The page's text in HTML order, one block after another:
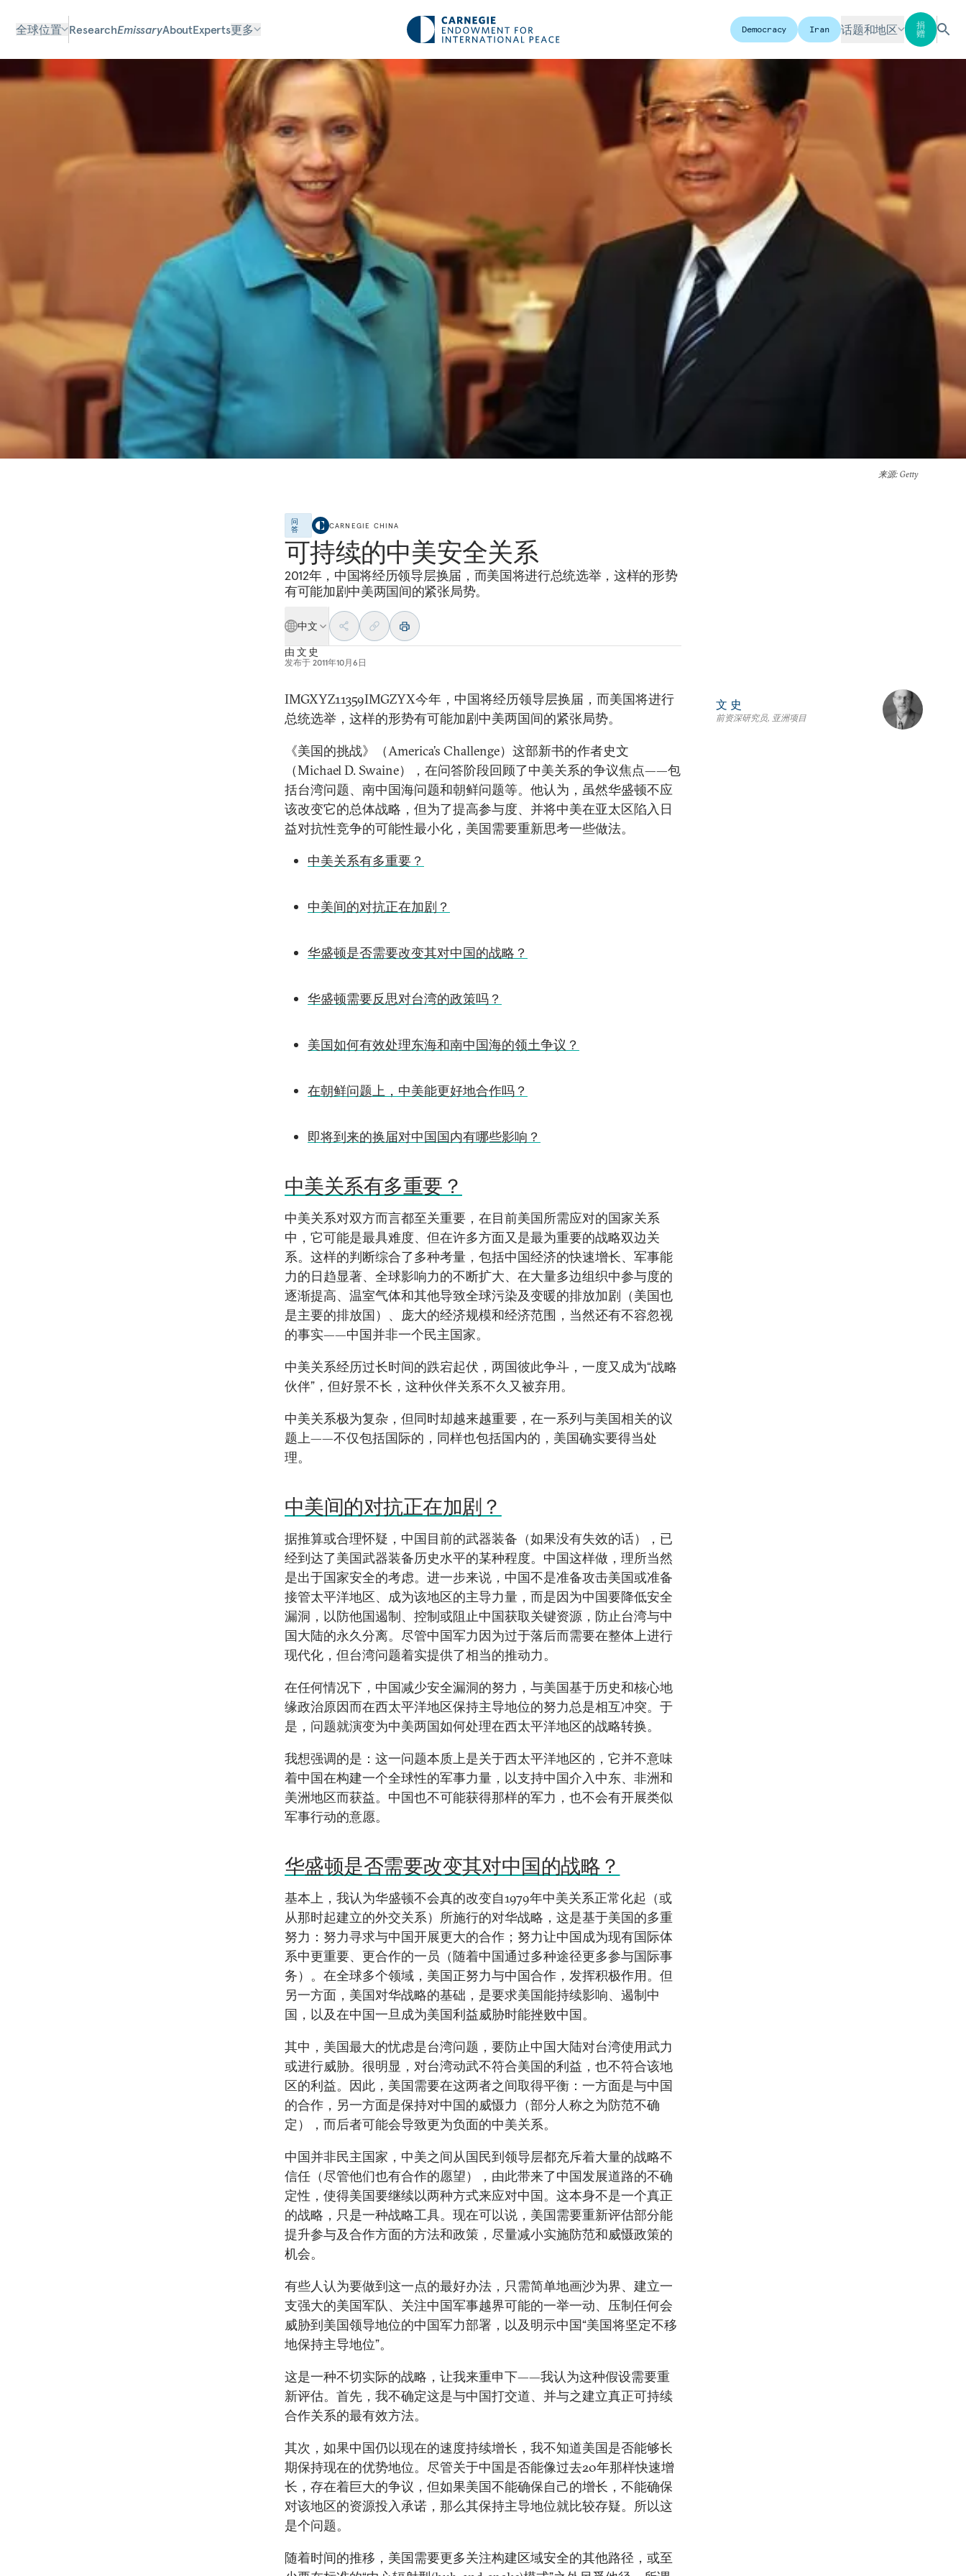
全球位置 ResearchEmissaryAboutExperts更多 Democracy Iran 话题和地区
捐
赠
来源: Getty
问
答
CARNEGIE CHINA
可持续的中美安全关系
2012年，中国将经历领导层换届，而美国将进行总统选举，这样的形势
有可能加剧中美两国间的紧张局势。
中文
由 文 史
发布于 2011年10月6日
IMGXYZ11359IMGZYX今年，中国将经历领导层换届，而美国将进行
总统选举，这样的形势有可能加剧中美两国间的紧张局势。
《美国的挑战》（America’s Challenge）这部新书的作者史文
（Michael D. Swaine），在问答阶段回顾了中美关系的争议焦点——包
括台湾问题、南中国海问题和朝鲜问题等。他认为，虽然华盛顿不应
该改变它的总体战略，但为了提高参与度、并将中美在亚太区陷入日
益对抗性竞争的可能性最小化，美国需要重新思考一些做法。
中美关系有多重要？
中美间的对抗正在加剧？
华盛顿是否需要改变其对中国的战略？
华盛顿需要反思对台湾的政策吗？
美国如何有效处理东海和南中国海的领土争议？
在朝鲜问题上，中美能更好地合作吗？
即将到来的换届对中国国内有哪些影响？
中美关系有多重要？
中美关系对双方而言都至关重要，在目前美国所需应对的国家关系
中，它可能是最具难度、但在许多方面又是最为重要的战略双边关
系。这样的判断综合了多种考量，包括中国经济的快速增长、军事能
力的日趋显著、全球影响力的不断扩大、在大量多边组织中参与度的
逐渐提高、温室气体和其他导致全球污染及变暖的排放加剧（美国也
是主要的排放国）、庞大的经济规模和经济范围，当然还有不容忽视
的事实——中国并非一个民主国家。
中美关系经历过长时间的跌宕起伏，两国彼此争斗，一度又成为“战略
伙伴”，但好景不长，这种伙伴关系不久又被弃用。
中美关系极为复杂，但同时却越来越重要，在一系列与美国相关的议
题上——不仅包括国际的，同样也包括国内的，美国确实要得当处
理。
中美间的对抗正在加剧？
据推算或合理怀疑，中国目前的武器装备（如果没有失效的话），已
经到达了美国武器装备历史水平的某种程度。中国这样做，理所当然
是出于国家安全的考虑。进一步来说，中国不是准备攻击美国或准备
接管太平洋地区、成为该地区的主导力量，而是因为中国要降低安全
漏洞，以防他国遏制、控制或阻止中国获取关键资源，防止台湾与中
国大陆的永久分离。尽管中国军力因为过于落后而需要在整体上进行
现代化，但台湾问题着实提供了相当的推动力。
在任何情况下，中国减少安全漏洞的努力，与美国基于历史和核心地
缘政治原因而在西太平洋地区保持主导地位的努力总是相互冲突。于
是，问题就演变为中美两国如何处理在西太平洋地区的战略转换。
我想强调的是：这一问题本质上是关于西太平洋地区的，它并不意味
着中国在构建一个全球性的军事力量，以支持中国介入中东、非洲和
美洲地区而获益。中国也不可能获得那样的军力，也不会有开展类似
军事行动的意愿。
华盛顿是否需要改变其对中国的战略？
基本上，我认为华盛顿不会真的改变自1979年中美关系正常化起（或
从那时起建立的外交关系）所施行的对华战略，这是基于美国的多重
努力：努力寻求与中国开展更大的合作；努力让中国成为现有国际体
系中更重要、更合作的一员（随着中国通过多种途径更多参与国际事
务）。在全球多个领域，美国正努力与中国合作，发挥积极作用。但
另一方面，美国对华战略的基础，是要求美国能持续影响、遏制中
国，以及在中国一旦成为美国利益威胁时能挫败中国。
其中，美国最大的忧虑是台湾问题，要防止中国大陆对台湾使用武力
或进行威胁。很明显，对台湾动武不符合美国的利益，也不符合该地
区的利益。因此，美国需要在这两者之间取得平衡：一方面是与中国
的合作，另一方面是保持对中国的威慑力（部分人称之为防范不确
定），而后者可能会导致更为负面的中美关系。
中国并非民主国家，中美之间从国民到领导层都充斥着大量的战略不
信任（尽管他们也有合作的愿望），由此带来了中国发展道路的不确
定性，使得美国要继续以两种方式来应对中国。这本身不是一个真正
的战略，只是一种战略工具。现在可以说，美国需要重新评估部分能
提升参与及合作方面的方法和政策，尽量减小实施防范和威慑政策的
机会。
有些人认为要做到这一点的最好办法，只需简单地画沙为界、建立一
支强大的美国军队、关注中国军事越界可能的一举一动、压制任何会
威胁到美国领导地位的中国军力部署，以及明示中国“美国将坚定不移
地保持主导地位”。
这是一种不切实际的战略，让我来重申下——我认为这种假设需要重
新评估。首先，我不确定这是与中国打交道、并与之建立真正可持续
合作关系的最有效方法。
其次，如果中国仍以现在的速度持续增长，我不知道美国是否能够长
期保持现在的优势地位。尽管关于中国是否能像过去20年那样快速增
长，存在着巨大的争议，但如果美国不能确保自己的增长，不能确保
对该地区的资源投入承诺，那么其保持主导地位就比较存疑。所以这
是个问题。
随着时间的推移，美国需要更多关注构建区域安全的其他路径，或至
文 史
前资深研究员, 亚洲项目